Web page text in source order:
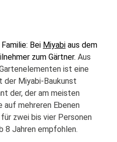
Bei Miyabi aus dem
zum Gärtner. Aus
ist eine
der Miyabi-Baukunst
der, der am meisten
auf mehreren Ebenen
zwei bis vier Personen
8 Jahren empfohlen.